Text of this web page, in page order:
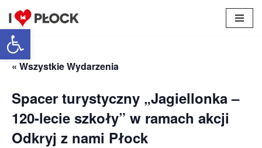
Otwórz pasek narzędzi
Przejdź
do
treści
« Wszystkie Wydarzenia
Spacer turystyczny „Jagiellonka –
120-lecie szkoły” w ramach akcji
Odkryj z nami Płock